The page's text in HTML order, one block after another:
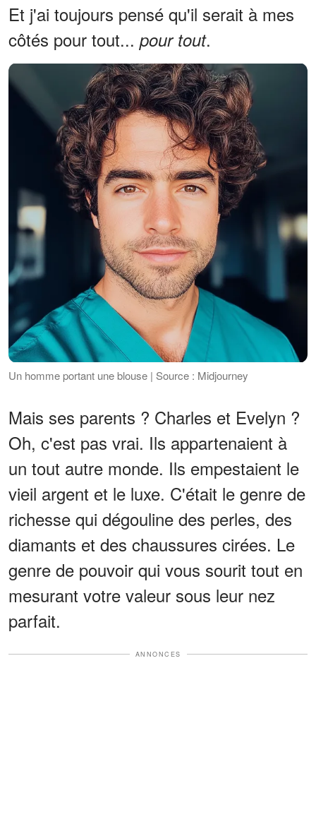
Et j'ai toujours pensé qu'il serait à mes
côtés pour tout... pour tout.
Un homme portant une blouse | Source : Midjourney
Mais ses parents ? Charles et Evelyn ?
Oh, c'est pas vrai. Ils appartenaient à
un tout autre monde. Ils empestaient le
vieil argent et le luxe. C'était le genre de
richesse qui dégouline des perles, des
diamants et des chaussures cirées. Le
genre de pouvoir qui vous sourit tout en
mesurant votre valeur sous leur nez
parfait.
ANNONCES